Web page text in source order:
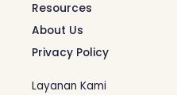
Resources
About Us
Privacy Policy
Layanan Kami